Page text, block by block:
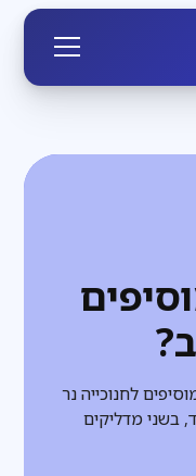
לחנוכייה נר
בשני מדליקים